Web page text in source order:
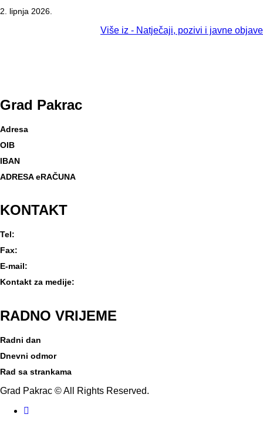
2. lipnja 2026.
Više iz - Natječaji, pozivi i javne objave
Grad Pakrac
Adresa
OIB
IBAN
ADRESA eRAČUNA
KONTAKT
Tel:
Fax:
E-mail:
Kontakt za medije:
RADNO VRIJEME
Radni dan
Dnevni odmor
Rad sa strankama
Grad Pakrac © All Rights Reserved.